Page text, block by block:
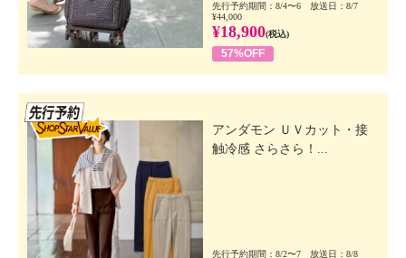
先行予約期間：8/4〜6 放送日：8/7
¥44,000
¥18,900(税込)
57%OFF
アンダモン ＵＶカット・接
触冷感 さらさら！...
先行予約期間：8/2〜7 放送日：8/8